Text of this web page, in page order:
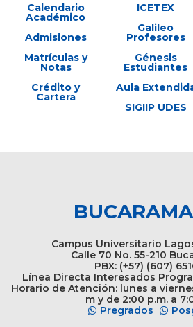
Calendario
Académico
Admisiones
Matrículas y
Notas
Crédito y
Cartera
ICETEX
Galileo
Profesores
Génesis
Estudiantes
Aula
SIGIIP UDES
Campus Universitario
Calle 70 No. 55-210
PBX: (+57) (607)
Línea Directa Interesados
Horario de Atención: lunes a
m y de 2:00 p.m. a
Pregrados